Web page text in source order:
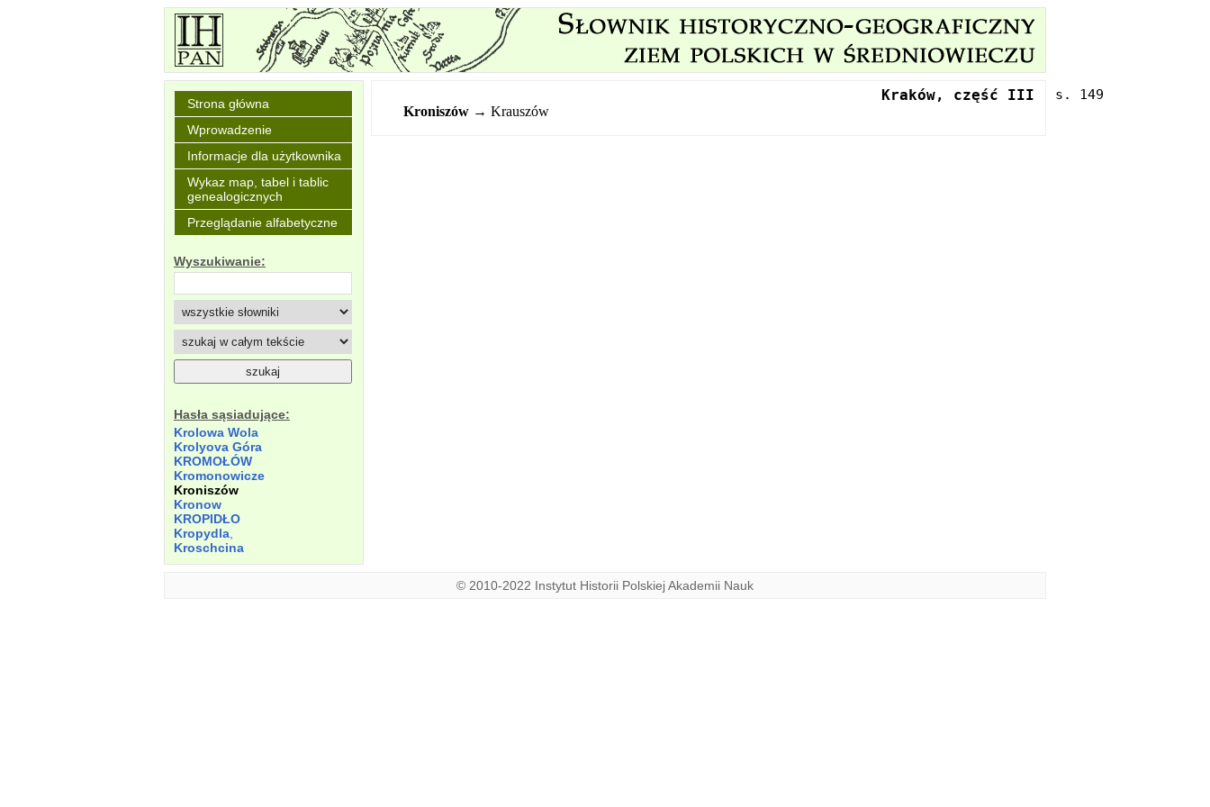
Strona główna
Wprowadzenie
Informacje dla użytkownika
Wykaz map, tabel i tablic
genealogicznych
Przeglądanie alfabetyczne
Wyszukiwanie:
Hasła sąsiadujące:
Krolowa Wola
Krolyova Góra
KROMOŁÓW
Kromonowicze
Kroniszów
Kronow
KROPIDŁO
Kropydla
Kroschcina
Kraków, część III
Kroniszów → Krauszów
© 2010-2022 Instytut Historii Polskiej Akademii Nauk